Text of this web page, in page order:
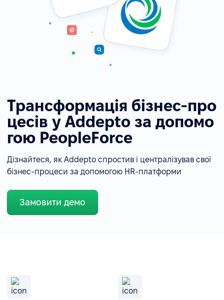
Трансформація бізнес-про
цесів у Addepto за допомо
гою PeopleForce
Дізнайтеся, як Addepto спростив і централізував свої
бізнес-процеси за допомогою HR-платформи
Замовити демо